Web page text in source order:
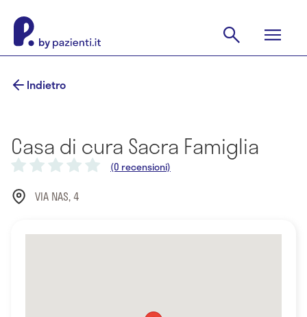
Indietro
Casa di cura Sacra Famiglia
(0 recensioni)
VIA NAS, 4